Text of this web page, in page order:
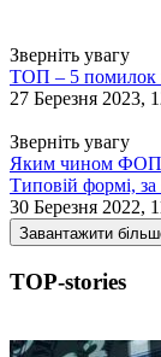
Зверніть увагу
ТОП – 5 помилок
27 Березня 2023,
Зверніть увагу
Яким чином ФОП
Типовій формі, за
30 Березня 2022,
Завантажити
TOP-stories